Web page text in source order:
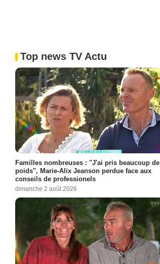
Top news TV Actu
Familles nombreuses : "J'ai pris beaucoup de
poids", Marie-Alix Jeanson perdue face aux
conseils de professionels
dimanche 2 août 2026